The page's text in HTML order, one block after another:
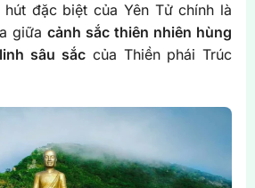
đặc biệt của Yên Tử chính là
giữacảnh sắc thiên nhiên hùng
sâu sắccủa Thiền phái Trúc